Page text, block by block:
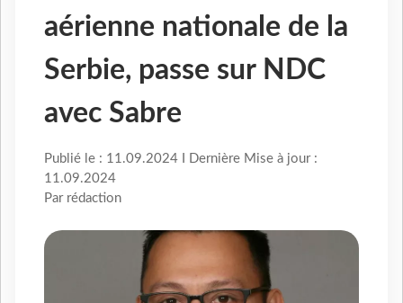
aérienne nationale de la
Serbie, passe sur NDC
avec Sabre
Publié le : 11.09.2024 I Dernière Mise à jour :
11.09.2024
Par rédaction